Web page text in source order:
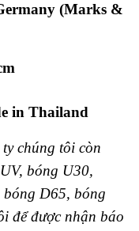
(Marks &
in Thailand
chúng tôi còn
bóng U30,
D65, bóng
để được nhận báo